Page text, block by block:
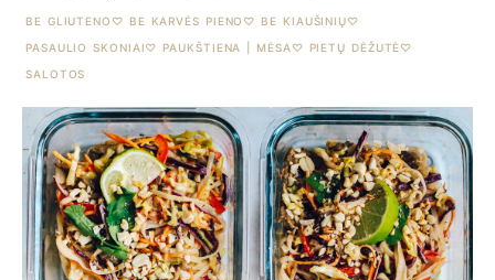
BE GLIUTENO ♡ BE KARVĖS PIENO ♡ BE KIAUŠINIŲ♡
PASAULIO SKONIAI♡ PAUKŠTIENA | MĖSA♡ PIETŲ DĖŽUTĖ♡
SALOTOS